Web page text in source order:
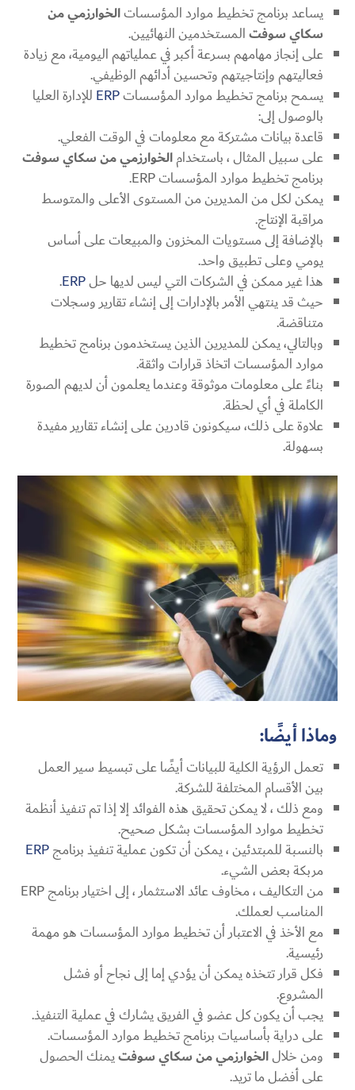
يساعد برنامج تخطيط موارد المؤسساتالخوارزمي من
سكاي سوفتالمستخدمين النهائيين.
على إنجاز مهامهم بسرعة أكبر في عملياتهم اليومية، مع زيادة
فعاليتهم وإنتاجيتهم وتحسين أدائهم الوظيفي.
يسمح برنامج تخطيط موارد المؤسساتERP للإدارة العليا
بالوصول إلى:
قاعدة بيانات مشتركة مع معلومات في الوقت الفعلي.
على سبيل المثال ، باستخدامالخوارزمي من سكاي سوفت
برنامج تخطيط موارد المؤسسات ERP.
يمكن لكل من المديرين من المستوى الأعلى والمتوسط ​​
مراقبة الإنتاج.
بالإضافة إلى مستويات المخزون والمبيعات على أساس
يومي وعلى تطبيق واحد.
هذا غير ممكن في الشركات التي ليس لديها حلERP
.
حيث قد ينتهي الأمر بالإدارات إلى إنشاء تقارير وسجلات
متناقضة.
وبالتالي، يمكن للمديرين الذين يستخدمون برنامج تخطيط
موارد المؤسسات اتخاذ قرارات واثقة.
بناءً على معلومات موثوقة وعندما يعلمون أن لديهم الصورة
الكاملة في أي لحظة.
علاوة على ذلك، سيكونون قادرين على إنشاء تقارير مفيدة
بسهولة.
وماذا أيضًا:
تعمل الرؤية الكلية للبيانات أيضًا على تبسيط سير العمل
بين الأقسام المختلفة للشركة.
ومع ذلك ، لا يمكن تحقيق هذه الفوائد إلا إذا تم تنفيذ أنظمة
تخطيط موارد المؤسسات بشكل صحيح.
بالنسبة للمبتدئين ، يمكن أن تكون عملية تنفيذ برنامجERP
مربكة بعض الشيء.
من التكاليف ، مخاوف عائد الاستثمار ، إلى اختيار برنامج ERP
المناسب لعملك.
مع الأخذ في الاعتبار أن تخطيط موارد المؤسسات هو مهمة
رئيسية.
فكل قرار تتخذه يمكن أن يؤدي إما إلى نجاح أو فشل
المشروع.
يجب أن يكون كل عضو في الفريق يشارك في عملية التنفيذ.
على دراية بأساسيات برنامج تخطيط موارد المؤسسات.
ومن خلالالخوارزمي من سكاي سوفتيمنك الحصول
على أفضل ما تريد.